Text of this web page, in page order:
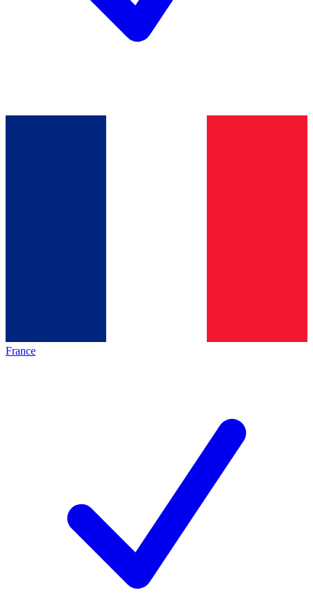
France